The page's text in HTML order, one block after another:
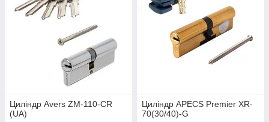
Циліндр Avers ZM-110-CR
(UA)
Циліндр APECS Premier XR-
70(30/40)-G